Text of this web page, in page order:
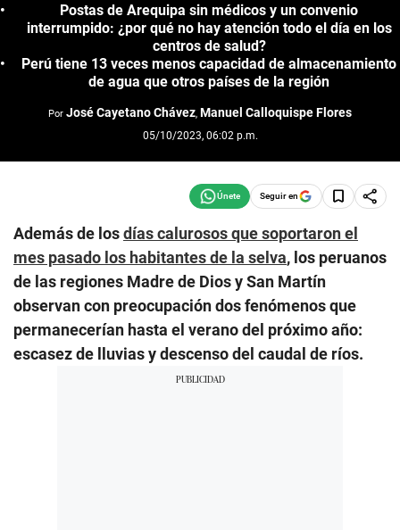
Postas de Arequipa sin médicos y un convenio
interrumpido: ¿por qué no hay atención todo el día en los
centros de salud?
Perú tiene 13 veces menos capacidad de almacenamiento
de agua que otros países de la región
Por José Cayetano Chávez, Manuel Calloquispe Flores
05/10/2023, 06:02 p.m.
Seguir en
Además de losdías calurosos que soportaron el
mes pasado los habitantes de la selva, los peruanos
de las regiones Madre de Dios y San Martín
observan con preocupación dos fenómenos que
permanecerían hasta el verano del próximo año:
escasez de lluvias y descenso del caudal de ríos.